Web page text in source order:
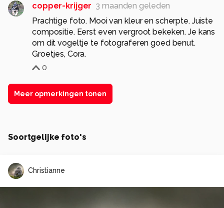
copper-krijger 3 maanden geleden
Prachtige foto. Mooi van kleur en scherpte. Juiste
compositie. Eerst even vergroot bekeken. Je kans
om dit vogeltje te fotograferen goed benut.
Groetjes, Cora.
0
Meer opmerkingen tonen
Soortgelijke foto's
Christianne